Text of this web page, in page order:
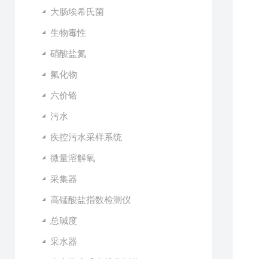
大肠埃希氏菌
生物毒性
硝酸盐氮
氟化物
六价铬
污水
疾控污水采样系统
微量溶解氧
采集器
高锰酸盐指数检测仪
总碱度
采水器